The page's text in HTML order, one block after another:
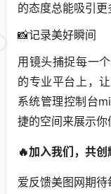
的态度总能吸引更
📸记录美好瞬间
用镜头捕捉每一
的专业平台上，
系统管理控制台
捷的空间来展示你
🔥加入我们，共创
爱反馈美图网期